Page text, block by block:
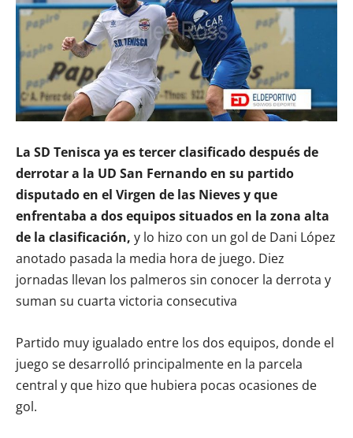
La SD Tenisca ya es tercer clasificado después de
derrotar a la UD San Fernando en su partido
disputado en el Virgen de las Nieves y que
enfrentaba a dos equipos situados en la zona alta
de la clasificación, y lo hizo con un gol de Dani López
anotado pasada la media hora de juego. Diez
jornadas llevan los palmeros sin conocer la derrota y
suman su cuarta victoria consecutiva
Partido muy igualado entre los dos equipos, donde el
juego se desarrolló principalmente en la parcela
central y que hizo que hubiera pocas ocasiones de
gol.